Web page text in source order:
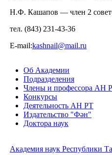
Н.Ф. Кашапов — член 2
тел. (843) 231-43-36
Е-mail:kashnail@mail.ru
Об Академии
Подразделения
Члены и профессора АН
Конкурсы
Деятельность АН РТ
Издательство "Фән"
Доктора наук
Академия наук Республики